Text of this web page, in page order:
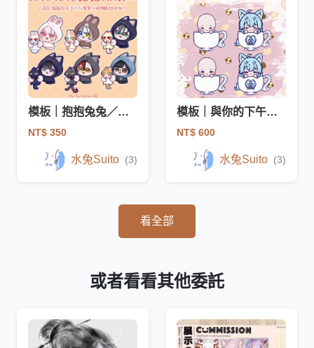
模板｜抱抱兔兔／貓貓
NT$ 350
水兔Suito (3)
模板｜與你的下午茶時間
NT$ 600
水兔Suito (3)
看全部
或者看看其他委託